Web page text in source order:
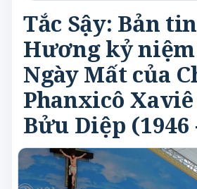
Tắc Sậy: Bản
Hương kỷ
Ngày Mất của
Phanxicô
Bửu Diệp (1946